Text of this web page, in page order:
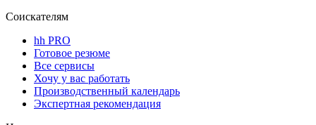
Соискателям
hh PRO
Готовое резюме
Все сервисы
Хочу у вас работать
Производственный календарь
Экспертная рекомендация